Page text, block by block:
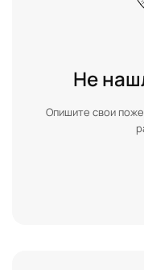
Не
Опишите свои